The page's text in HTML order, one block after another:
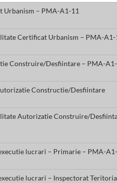
Urbanism – PMA-A1-11
Certificat Urbanism – PMA-
Construire/Desfiintare – PMA-A1-
Constructie/Desfiintare
Autorizatie Construire/
lucrari – Primarie – PMA-A1-
lucrari – Inspectorat